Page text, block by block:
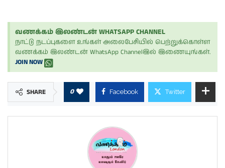
வணக்கம் இலண்டன் WHATSAPP CHANNEL
நாட்டு நடப்புகளை உங்கள் அலைபேசியில் பெற்றுக்கொள்ள
வணக்கம் இலண்டன் WhatsApp Channelஇல் இணையுங்கள்.
JOIN NOW
SHARE 0 Facebook Twitter